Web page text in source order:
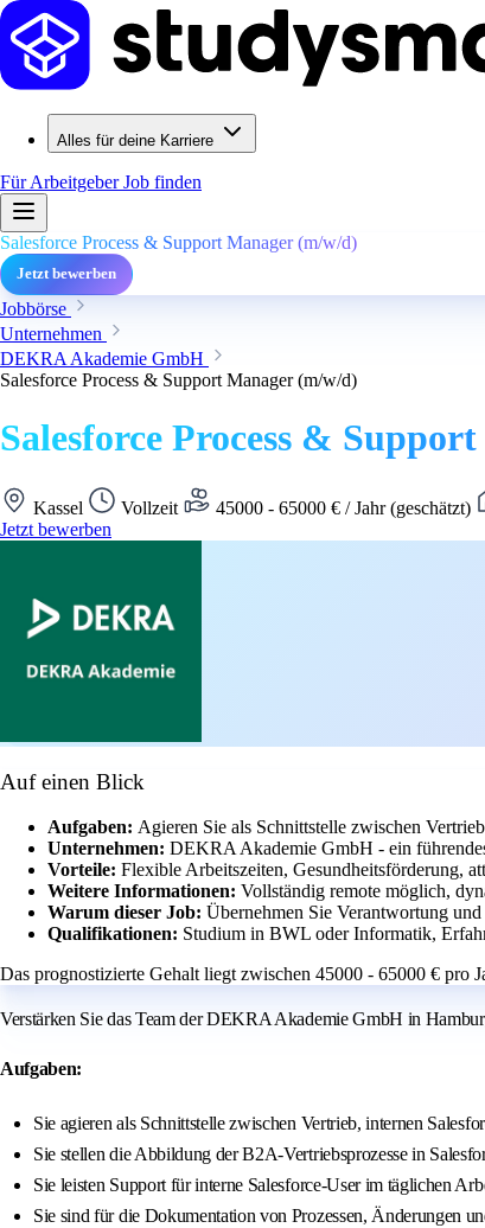
Alles für deine Karriere
Für ArbeitgeberJob finden
Salesforce Process & Support Manager (m/w/d)
Jetzt bewerben
Jobbörse
Unternehmen
DEKRA Akademie GmbH
Salesforce Process & Support Manager (m/w/d)
Salesforce Process &
Kassel Vollzeit 45000 - 65000 € / Jahr (geschätzt)
Jetzt bewerben
Auf einen Blick
Aufgaben: Agieren Sie als Schnittstelle zwischen
Unternehmen: DEKRA Akademie GmbH - ein
Vorteile: Flexible Arbeitszeiten, Gesundheitsförderung,
Weitere Informationen: Vollständig remote möglich,
Warum dieser Job: Übernehmen Sie Verantwortung
Qualifikationen: Studium in BWL oder Informatik,
Das prognostizierte Gehalt liegt zwischen 45000 - 65000 € pro
Verstärken Sie das Team der DEKRA Akademie GmbH in
Aufgaben:
Sie agieren als Schnittstelle zwischen Vertrieb, internen
Sie stellen die Abbildung der B2A-Vertriebsprozesse in
Sie leisten Support für interne Salesforce-User im täglichen
Sie sind für die Dokumentation von Prozessen, Änderungen